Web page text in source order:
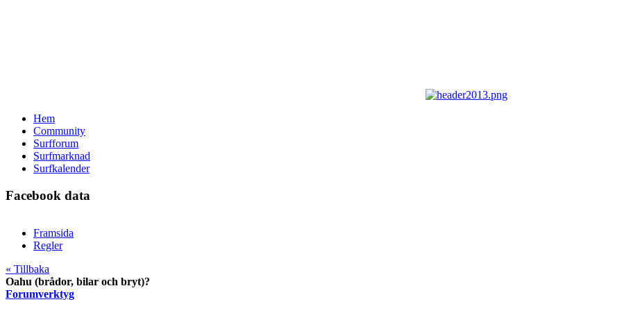
Hem
Community
Surfforum
Surfmarknad
Surfkalender
Facebook data
Framsida
Regler
« Tillbaka
Oahu (brådor, bilar och bryt)?
Forumverktyg